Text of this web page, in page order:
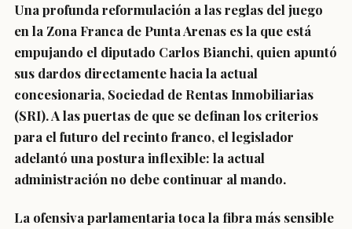
Una profunda reformulación a las reglas del juego
en la Zona Franca de Punta Arenas es la que está
empujando el diputado Carlos Bianchi, quien apuntó
sus dardos directamente hacia la actual
concesionaria, Sociedad de Rentas Inmobiliarias
(SRI). A las puertas de que se definan los criterios
para el futuro del recinto franco, el legislador
adelantó una postura inflexible: la actual
administración no debe continuar al mando.
La ofensiva parlamentaria toca la fibra más sensible